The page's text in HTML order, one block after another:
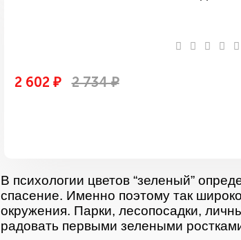
2 602 ₽ 2 734 ₽
В психологии цветов “зеленый”
спасение. Именно поэтому так
окружения. Парки, лесопосадки,
радовать первыми зелеными